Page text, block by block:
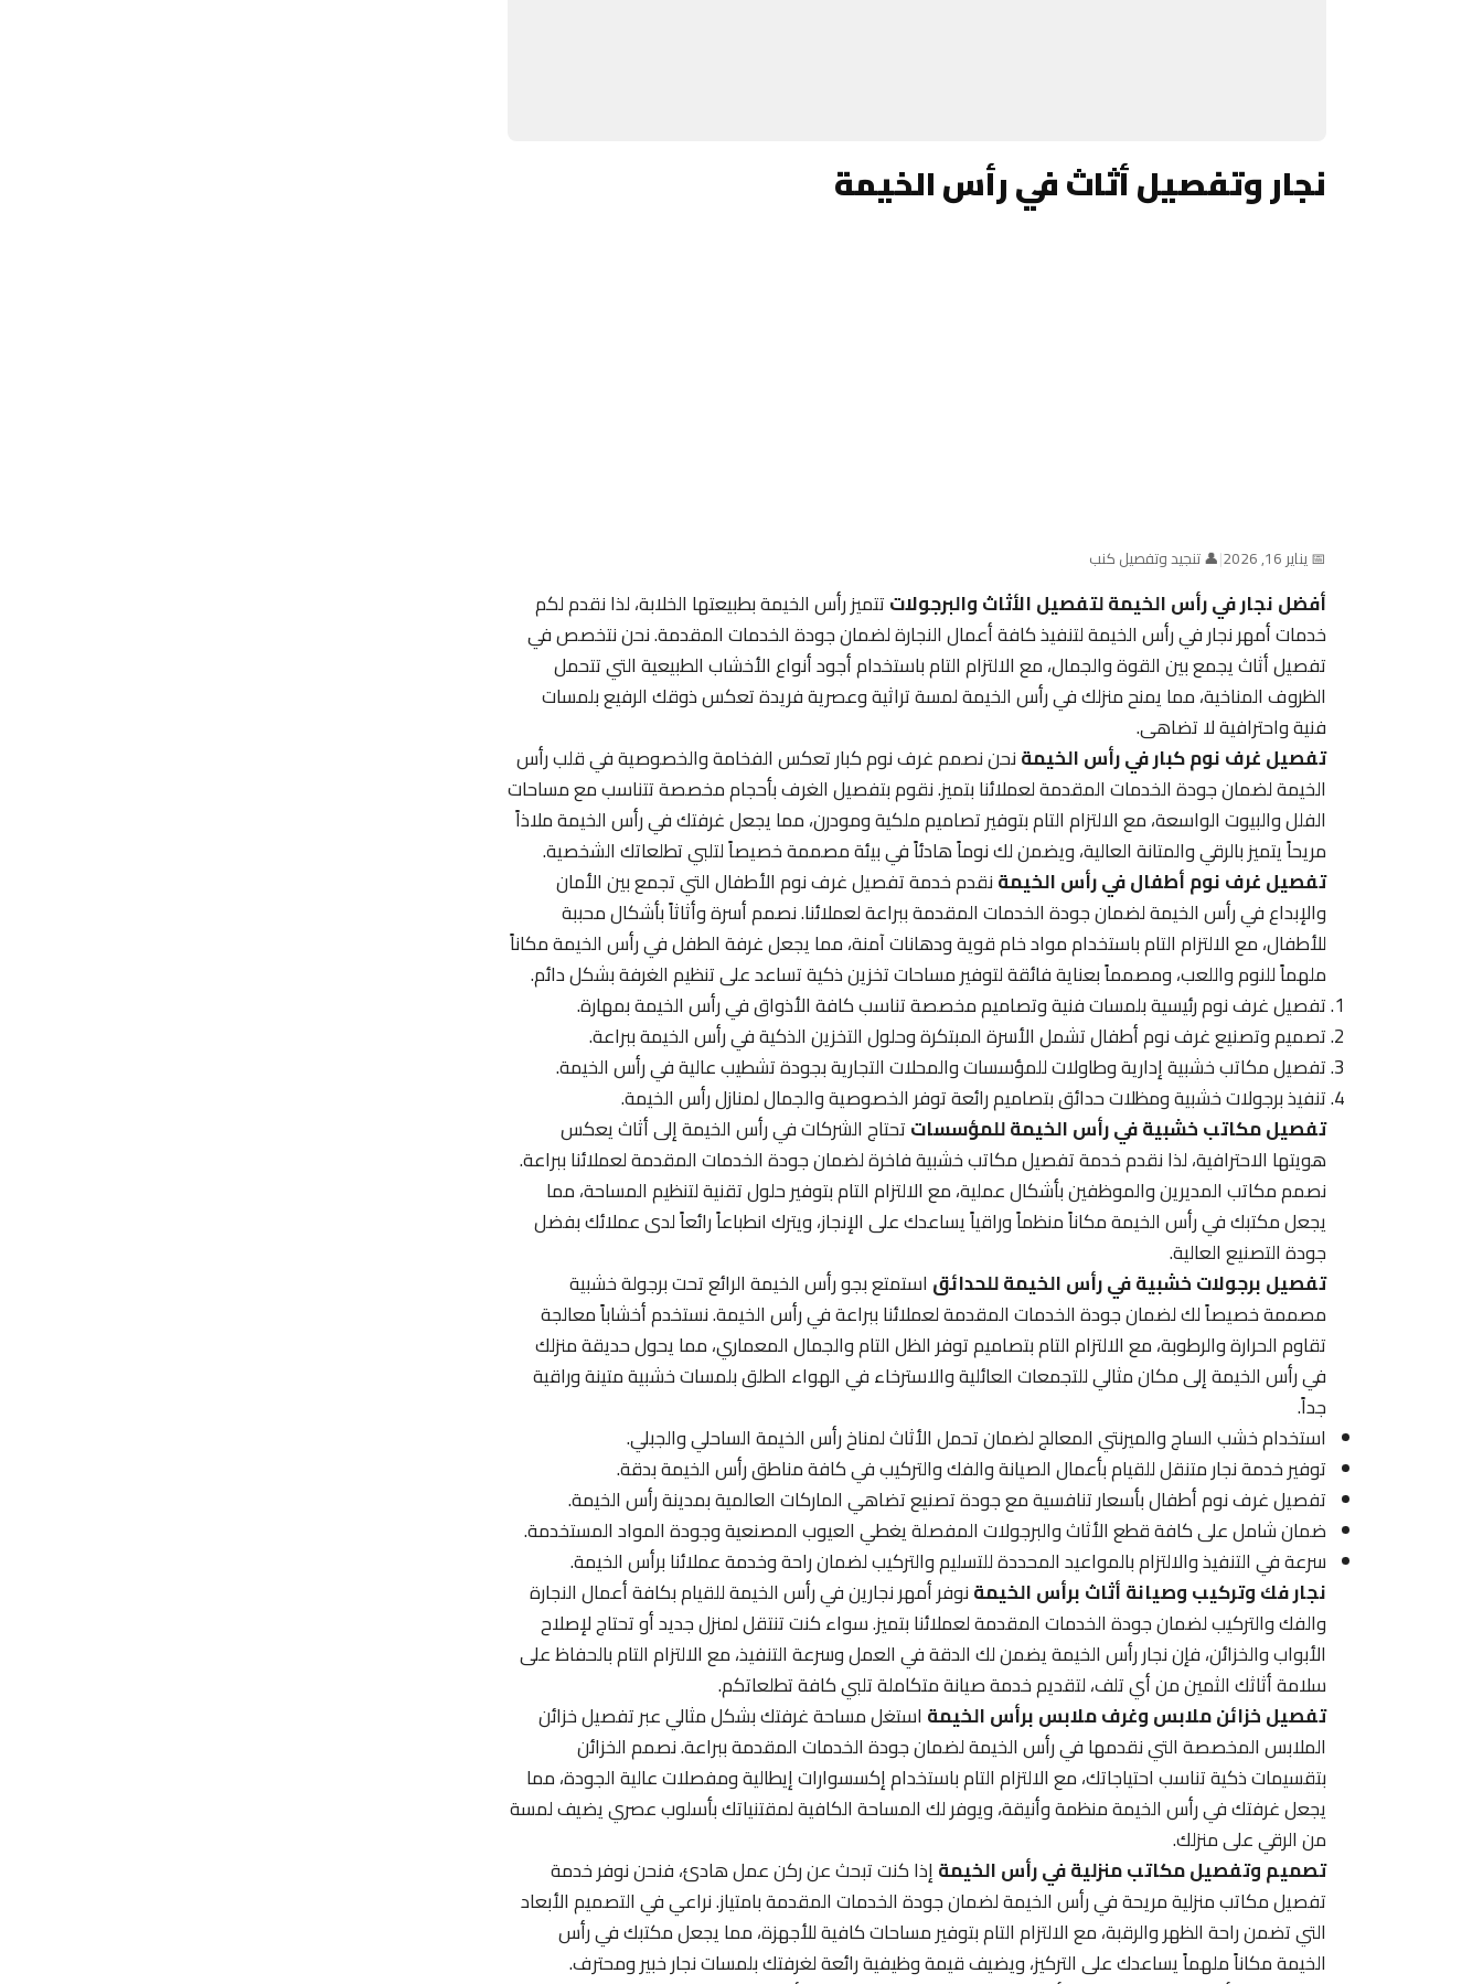
نجار وتفصيل أثاث في رأس الخيمة
📅 يناير 16, 2026 |👤 تنجيد وتفصيل كنب
أفضل نجار في رأس الخيمة لتفصيل الأثاث والبرجولاتتتميز رأس الخيمة بطبيعتها الخلابة، لذا نقدم لكم
خدمات أمهر نجار في رأس الخيمة لتنفيذ كافة أعمال النجارة لضمان جودة الخدمات المقدمة. نحن نتخصص في
تفصيل أثاث يجمع بين القوة والجمال، مع الالتزام التام باستخدام أجود أنواع الأخشاب الطبيعية التي تتحمل
الظروف المناخية، مما يمنح منزلك في رأس الخيمة لمسة تراثية وعصرية فريدة تعكس ذوقك الرفيع بلمسات
فنية واحترافية لا تضاهى.
تفصيل غرف نوم كبار في رأس الخيمةنحن نصمم غرف نوم كبار تعكس الفخامة والخصوصية في قلب رأس
الخيمة لضمان جودة الخدمات المقدمة لعملائنا بتميز. نقوم بتفصيل الغرف بأحجام مخصصة تتناسب مع مساحات
الفلل والبيوت الواسعة، مع الالتزام التام بتوفير تصاميم ملكية ومودرن، مما يجعل غرفتك في رأس الخيمة ملاذاً
مريحاً يتميز بالرقي والمتانة العالية، ويضمن لك نوماً هادئاً في بيئة مصممة خصيصاً لتلبي تطلعاتك الشخصية.
تفصيل غرف نوم أطفال في رأس الخيمةنقدم خدمة تفصيل غرف نوم الأطفال التي تجمع بين الأمان
والإبداع في رأس الخيمة لضمان جودة الخدمات المقدمة ببراعة لعملائنا. نصمم أسرة وأثاثاً بأشكال محببة
للأطفال، مع الالتزام التام باستخدام مواد خام قوية ودهانات آمنة، مما يجعل غرفة الطفل في رأس الخيمة مكاناً
ملهماً للنوم واللعب، ومصمماً بعناية فائقة لتوفير مساحات تخزين ذكية تساعد على تنظيم الغرفة بشكل دائم.
تفصيل غرف نوم رئيسية بلمسات فنية وتصاميم مخصصة تناسب كافة الأذواق في رأس الخيمة بمهارة.
تصميم وتصنيع غرف نوم أطفال تشمل الأسرة المبتكرة وحلول التخزين الذكية في رأس الخيمة ببراعة.
تفصيل مكاتب خشبية إدارية وطاولات للمؤسسات والمحلات التجارية بجودة تشطيب عالية في رأس الخيمة.
تنفيذ برجولات خشبية ومظلات حدائق بتصاميم رائعة توفر الخصوصية والجمال لمنازل رأس الخيمة.
تفصيل مكاتب خشبية في رأس الخيمة للمؤسساتتحتاج الشركات في رأس الخيمة إلى أثاث يعكس
هويتها الاحترافية، لذا نقدم خدمة تفصيل مكاتب خشبية فاخرة لضمان جودة الخدمات المقدمة لعملائنا ببراعة.
نصمم مكاتب المديرين والموظفين بأشكال عملية، مع الالتزام التام بتوفير حلول تقنية لتنظيم المساحة، مما
يجعل مكتبك في رأس الخيمة مكاناً منظماً وراقياً يساعدك على الإنجاز، ويترك انطباعاً رائعاً لدى عملائك بفضل
جودة التصنيع العالية.
تفصيل برجولات خشبية في رأس الخيمة للحدائق استمتع بجو رأس الخيمة الرائع تحت برجولة خشبية
مصممة خصيصاً لك لضمان جودة الخدمات المقدمة لعملائنا ببراعة في رأس الخيمة. نستخدم أخشاباً معالجة
تقاوم الحرارة والرطوبة، مع الالتزام التام بتصاميم توفر الظل التام والجمال المعماري، مما يحول حديقة منزلك
في رأس الخيمة إلى مكان مثالي للتجمعات العائلية والاسترخاء في الهواء الطلق بلمسات خشبية متينة وراقية
جداً.
استخدام خشب الساج والميرنتي المعالج لضمان تحمل الأثاث لمناخ رأس الخيمة الساحلي والجبلي.
توفير خدمة نجار متنقل للقيام بأعمال الصيانة والفك والتركيب في كافة مناطق رأس الخيمة بدقة.
تفصيل غرف نوم أطفال بأسعار تنافسية مع جودة تصنيع تضاهي الماركات العالمية بمدينة رأس الخيمة.
ضمان شامل على كافة قطع الأثاث والبرجولات المفصلة يغطي العيوب المصنعية وجودة المواد المستخدمة.
سرعة في التنفيذ والالتزام بالمواعيد المحددة للتسليم والتركيب لضمان راحة وخدمة عملائنا برأس الخيمة.
نجار فك وتركيب وصيانة أثاث برأس الخيمةنوفر أمهر نجارين في رأس الخيمة للقيام بكافة أعمال النجارة
والفك والتركيب لضمان جودة الخدمات المقدمة لعملائنا بتميز. سواء كنت تنتقل لمنزل جديد أو تحتاج لإصلاح
الأبواب والخزائن، فإن نجار رأس الخيمة يضمن لك الدقة في العمل وسرعة التنفيذ، مع الالتزام التام بالحفاظ على
سلامة أثاثك الثمين من أي تلف، لتقديم خدمة صيانة متكاملة تلبي كافة تطلعاتكم.
تفصيل خزائن ملابس وغرف ملابس برأس الخيمة استغل مساحة غرفتك بشكل مثالي عبر تفصيل خزائن
الملابس المخصصة التي نقدمها في رأس الخيمة لضمان جودة الخدمات المقدمة ببراعة. نصمم الخزائن
بتقسيمات ذكية تناسب احتياجاتك، مع الالتزام التام باستخدام إكسسوارات إيطالية ومفصلات عالية الجودة، مما
يجعل غرفتك في رأس الخيمة منظمة وأنيقة، ويوفر لك المساحة الكافية لمقتنياتك بأسلوب عصري يضيف لمسة
من الرقي على منزلك.
تصميم وتفصيل مكاتب منزلية في رأس الخيمةإذا كنت تبحث عن ركن عمل هادئ، فنحن نوفر خدمة
تفصيل مكاتب منزلية مريحة في رأس الخيمة لضمان جودة الخدمات المقدمة بامتياز. نراعي في التصميم الأبعاد
التي تضمن راحة الظهر والرقبة، مع الالتزام التام بتوفير مساحات كافية للأجهزة، مما يجعل مكتبك في رأس
الخيمة مكاناً ملهماً يساعدك على التركيز، ويضيف قيمة وظيفية رائعة لغرفتك بلمسات نجار خبير ومحترف.